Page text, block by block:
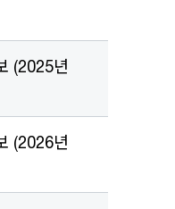
(2025년
(2026년